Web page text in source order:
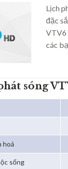
Lịch
đặc
VTV6
các
sóng
hoá
sống